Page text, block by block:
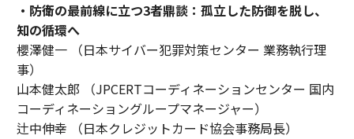
・防衛の最前線に立つ3者鼎談：孤立した防御を脱し、
知の循環へ
櫻澤健一 （日本サイバー犯罪対策センター 業務執行理
事）
山本健太郎 （JPCERTコーディネーションセンター 国内
コーディネーショングループマネージャー）
辻中伸幸 （日本クレジットカード協会事務局長）